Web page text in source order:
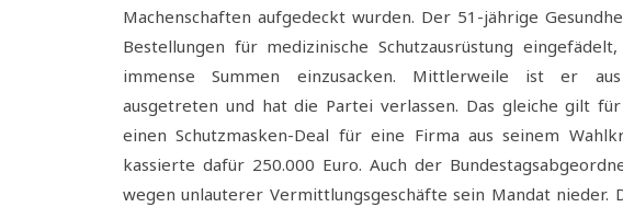
Machenschaften aufgedeckt wurden. Der 51-jährige
Bestellungen für medizinische Schutzausrüstung
immense Summen einzusacken. Mittlerweile ist er aus
ausgetreten und hat die Partei verlassen. Das gleiche gilt
einen Schutzmasken-Deal für eine Firma aus seinem
kassierte dafür 250.000 Euro. Auch der
wegen unlauterer Vermittlungsgeschäfte sein Mandat nieder.